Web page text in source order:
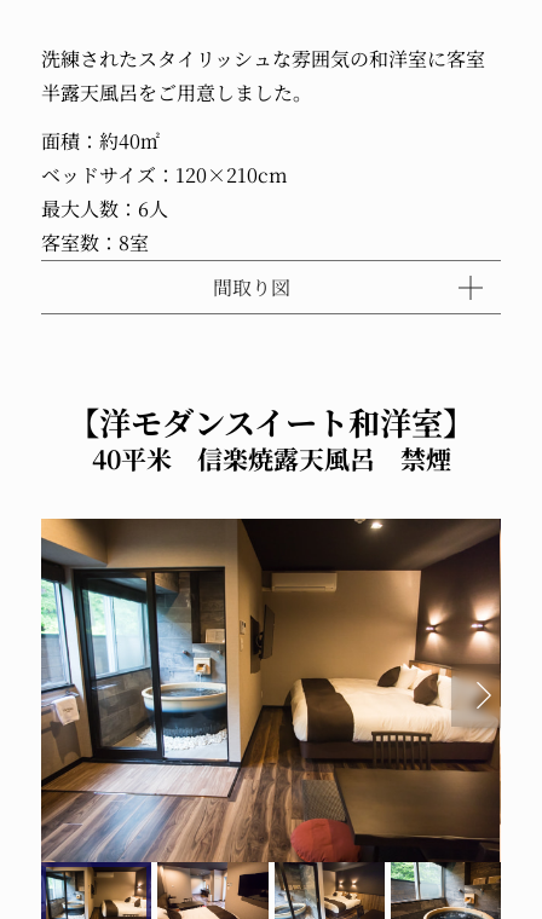
洗練されたスタイリッシュな雰囲気の和洋室に客室
半露天風呂をご用意しました。
面積：約40㎡
ベッドサイズ：120×210cm
最大人数：6人
客室数：8室
間取り図
【洋モダンスイート和洋室】
40平米 信楽焼露天風呂 禁煙